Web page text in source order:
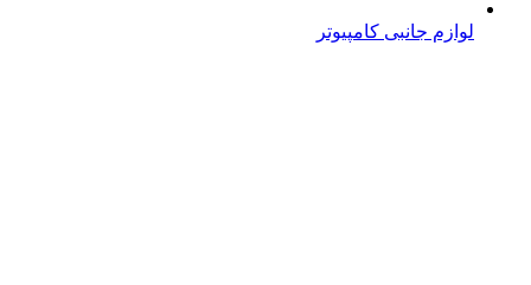
لوازم جانبی کامپیوتر